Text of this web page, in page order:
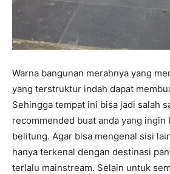
Warna bangunan merahnya yang
yang terstruktur indah dapat
Sehingga tempat ini bisa jadi salah
recommended buat anda yang ingin
belitung. Agar bisa mengenal sisi
hanya terkenal dengan destinasi
terlalu mainstream. Selain untuk